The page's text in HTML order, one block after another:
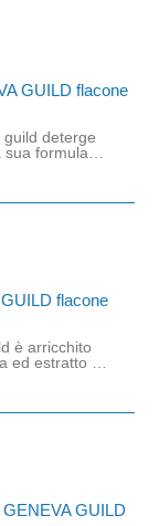
testato
GUILD flacone
deterge
formula,
del
senza
flacone
è arricchito
ed estratto di
senza
GUILD